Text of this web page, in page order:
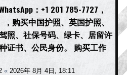
：+1 201 785-7727，
，购买中国护照、英国护照、
照、社保号码、绿卡、居留许
证书、公民身份。 购买工作
« 2026年 8月 4日, 18:11